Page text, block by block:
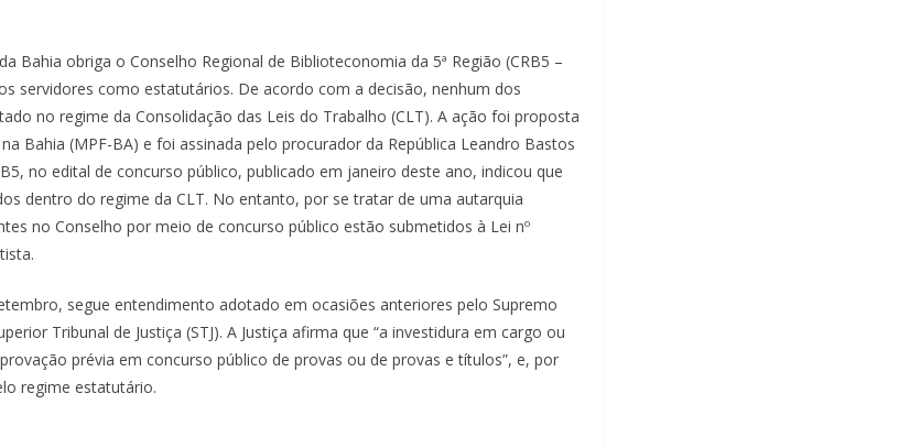
Bahia obriga o Conselho Regional de Biblioteconomia da 5ª Região (CRB5 –
servidores como estatutários. De acordo com a decisão, nenhum dos
no regime da Consolidação das Leis do Trabalho (CLT). A ação foi proposta
Bahia (MPF-BA) e foi assinada pelo procurador da República Leandro Bastos
no edital de concurso público, publicado em janeiro deste ano, indicou que
dentro do regime da CLT. No entanto, por se tratar de uma autarquia
no Conselho por meio de concurso público estão submetidos à Lei nº
segue entendimento adotado em ocasiões anteriores pelo Supremo
Tribunal de Justiça (STJ). A Justiça afirma que “a investidura em cargo ou
prévia em concurso público de provas ou de provas e títulos”, e, por
regime estatutário.